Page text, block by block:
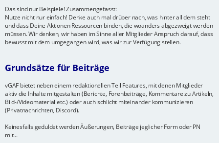
Das sind nur Beispiele! Zusammengefasst:
Nutze nicht nur einfach! Denke auch mal drüber nach, was hinter all dem steht
und dass Deine Aktionen Ressourcen binden, die woanders abgezweigt werden
müssen. Wir denken, wir haben im Sinne aller Mitglieder Anspruch darauf, dass
bewusst mit dem umgegangen wird, was wir zur Verfügung stellen.
Grundsätze für Beiträge
vGAF bietet neben einem redaktionellen Teil Features, mit denen Mitglieder
aktiv die Inhalte mitgestalten (Berichte, Forenbeiträge, Kommentare zu Artikeln,
Bild-/Videomaterial etc.) oder auch schlicht miteinander kommunizieren
(Privatnachrichten, Discord).
Keinesfalls geduldet werden Äußerungen, Beiträge jeglicher Form oder PN
mit...